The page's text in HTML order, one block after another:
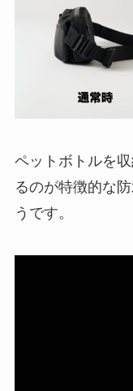
ペットボトルを
るのが特徴的な
うです。